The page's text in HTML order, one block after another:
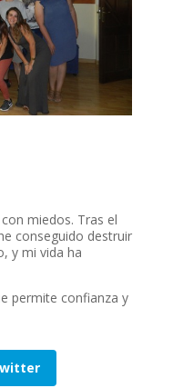
miedos. Tras el
conseguido destruir
y mi vida ha
permite confianza y